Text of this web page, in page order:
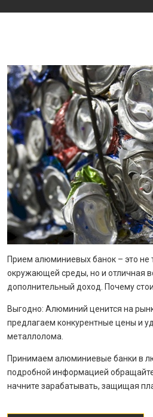
Прием алюминиевых банок – это не
окружающей среды, но и отличная
дополнительный доход. Почему
Выгодно: Алюминий ценится на
предлагаем конкурентные цены и
металлолома.
Принимаем алюминиевые банки в
подробной информацией
начните зарабатывать, защищая